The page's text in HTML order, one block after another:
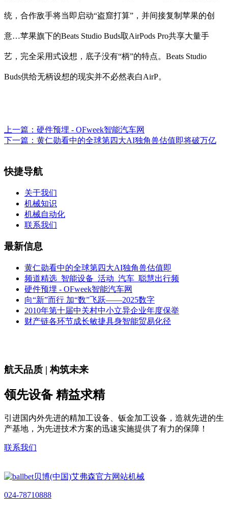
统，合作敌手将当即启动“盗窟打算”，并间接复制苹果的创
意…苹果旗下的Beats Studio Buds取AirPods Pro共享大量手
艺，完全采用式设想，底子没有“柄”的特点。Beats Studio
Buds供给无柄设想的现实并不必然表白AirP。
上一篇： 硬件预埋 - OFweek智能汽车网
下一篇： 黄仁勋看中的全球第四大AI独角兽估值即将破万亿
快捷导航
关于我们
机械知识
机械自动化
联系我们
最新信息
黄仁勋看中的全球第四大AI独角兽估值即
频道精选_智能设备_活动_汽车_聪慧出行频
硬件预埋 - OFweek智能汽车网
向“新”而行 加“数”飞跃——2025数字
2010年第十届中关村中小立异企业年度保举
财产链各环节成长敏捷具身智能贸易化径
航天品质 | 构筑未来
领先设备 精益求精
引进国内外先进的精加工设备、钣金加工设备，造就先进的生
产基地，为先进技术方案的迅速实施提供了有力的保障！
联系我们
024-78710888